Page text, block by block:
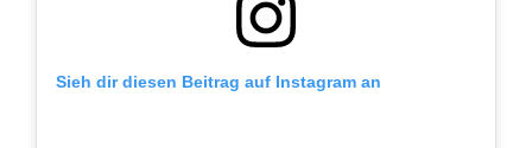
Sieh dir diesen Beitrag auf Instagram an